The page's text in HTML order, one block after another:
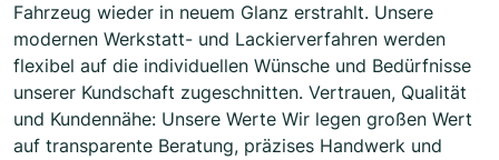
Fahrzeug wieder in neuem Glanz erstrahlt. Unsere
modernen Werkstatt- und Lackierverfahren werden
flexibel auf die individuellen Wünsche und Bedürfnisse
unserer Kundschaft zugeschnitten. Vertrauen, Qualität
und Kundennähe: Unsere Werte Wir legen großen Wert
auf transparente Beratung, präzises Handwerk und